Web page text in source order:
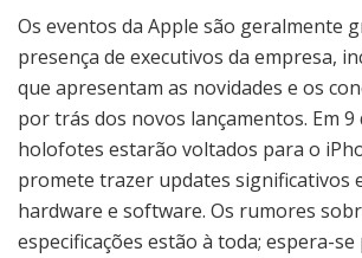
Os eventos da Apple são geralmente
presença de executivos da empresa,
que apresentam as novidades e os
por trás dos novos lançamentos. Em
holofotes estarão voltados para o
promete trazer updates significativos
hardware e software. Os rumores
especificações estão à toda; espera-